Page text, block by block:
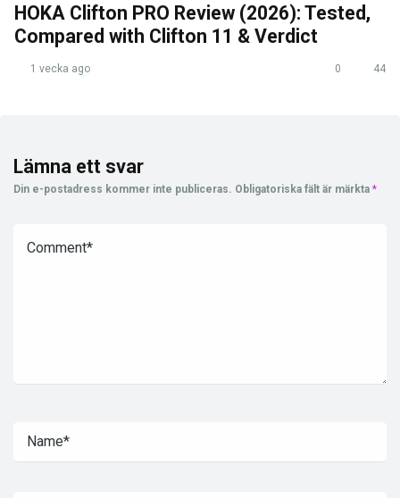
HOKA Clifton PRO Review (2026): Tested,
Compared with Clifton 11 & Verdict
1 vecka ago 0 44
Lämna ett svar
Din e-postadress kommer inte publiceras. Obligatoriska fält är märkta *